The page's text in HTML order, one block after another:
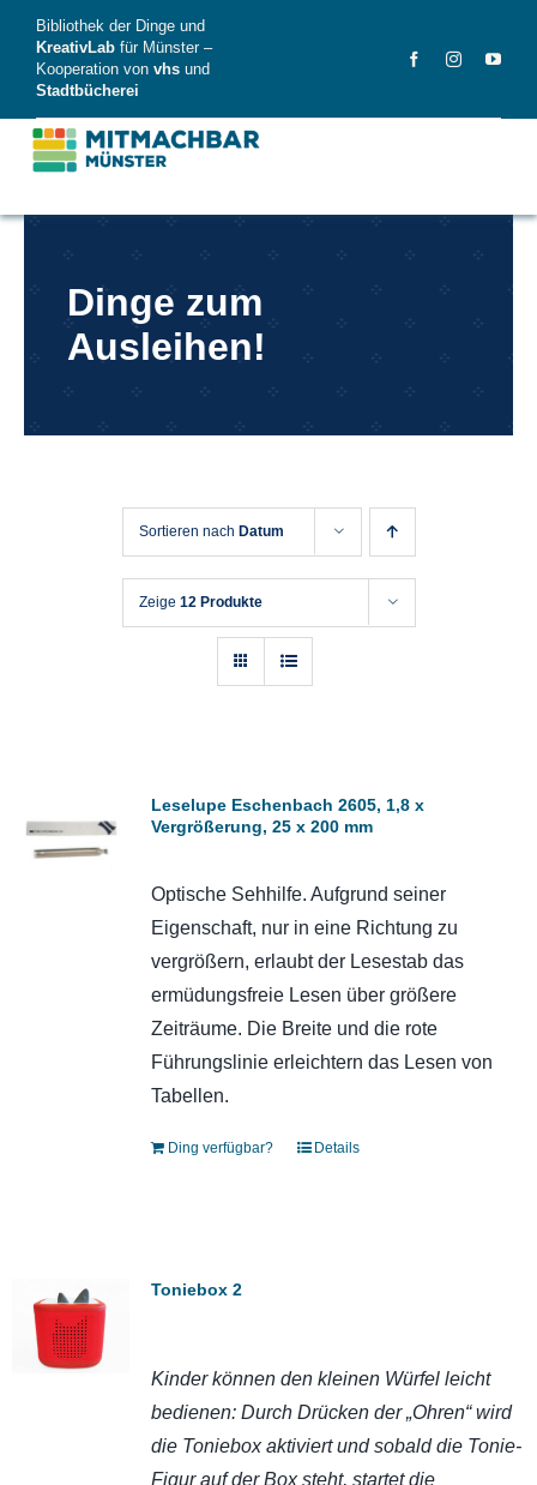
content
Bibliothek der Dinge und
KreativLab für Münster –
Kooperation von vhs und
Stadtbücherei
DingeDinge zum
Ausleihen!
Sortieren nach Datum
Zeige 12 Produkte
Leselupe Eschenbach 2605, 1,8 x
Vergrößerung, 25 x 200 mm
Optische Sehhilfe. Aufgrund seiner
Eigenschaft, nur in eine Richtung zu
vergrößern, erlaubt der Lesestab das
ermüdungsfreie Lesen über größere
Zeiträume. Die Breite und die rote
Führungslinie erleichtern das Lesen von
Tabellen.
Ding verfügbar? Details
Toniebox 2
Kinder können den kleinen Würfel leicht
bedienen: Durch Drücken der „Ohren“ wird
die Toniebox aktiviert und sobald die Tonie-
Figur auf der Box steht, startet die